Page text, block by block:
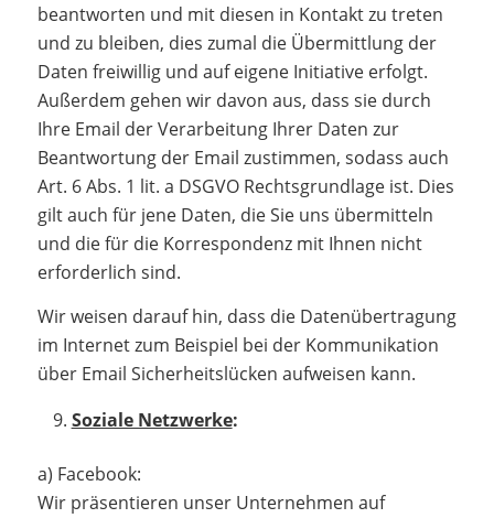
beantworten und mit diesen in Kontakt zu treten
und zu bleiben, dies zumal die Übermittlung der
Daten freiwillig und auf eigene Initiative erfolgt.
Außerdem gehen wir davon aus, dass sie durch
Ihre Email der Verarbeitung Ihrer Daten zur
Beantwortung der Email zustimmen, sodass auch
Art. 6 Abs. 1 lit. a DSGVO Rechtsgrundlage ist. Dies
gilt auch für jene Daten, die Sie uns übermitteln
und die für die Korrespondenz mit Ihnen nicht
erforderlich sind.
Wir weisen darauf hin, dass die Datenübertragung
im Internet zum Beispiel bei der Kommunikation
über Email Sicherheitslücken aufweisen kann.
Soziale Netzwerke:
a) Facebook:
Wir präsentieren unser Unternehmen auf